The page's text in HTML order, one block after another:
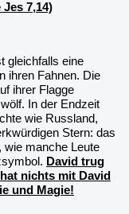
7,14)
gleichfalls eine
ihren Fahnen. Die
ihrer Flagge
In der Endzeit
wie Russland,
Stern: das
, wie manche Leute
David trug
nichts mit David
und Magie!